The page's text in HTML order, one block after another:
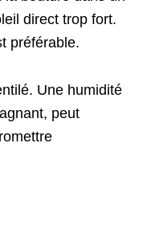
direct trop fort.
préférable.
Une humidité
peut